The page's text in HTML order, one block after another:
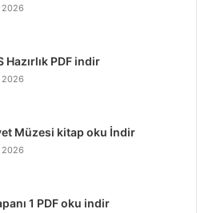
2026
Hazırlık PDF indir
2026
Müzesi kitap oku İndir
2026
1 PDF oku indir